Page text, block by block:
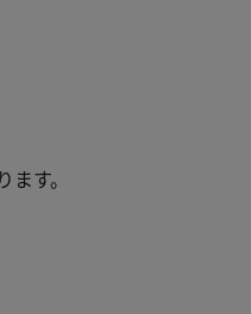
す。